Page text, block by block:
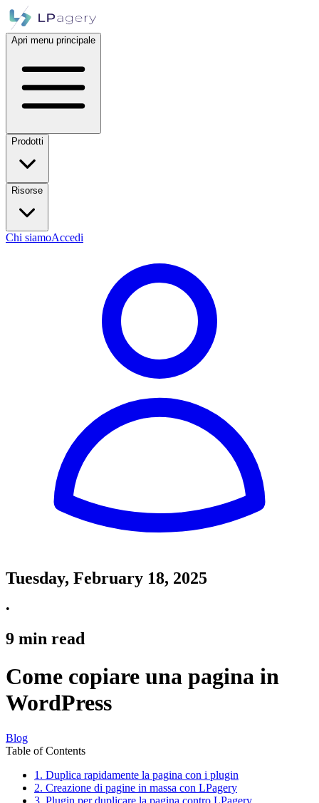
Apri menu principale
Prodotti
Risorse
Chi siamoAccedi
Tuesday, February 18, 2025
•
9 min read
Come copiare una pagina in
WordPress
Blog
Table of Contents
1. Duplica rapidamente la pagina con i plugin
2. Creazione di pagine in massa con LPagery
3. Plugin per duplicare la pagina contro LPagery